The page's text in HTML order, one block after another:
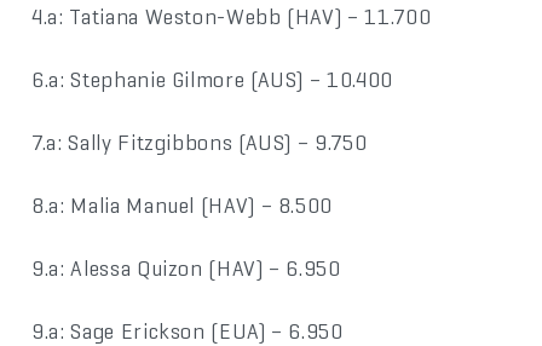
4.a: Tatiana Weston-Webb (HAV) – 11.700
6.a: Stephanie Gilmore (AUS) – 10.400
7.a: Sally Fitzgibbons (AUS) – 9.750
8.a: Malia Manuel (HAV) – 8.500
9.a: Alessa Quizon (HAV) – 6.950
9.a: Sage Erickson (EUA) – 6.950